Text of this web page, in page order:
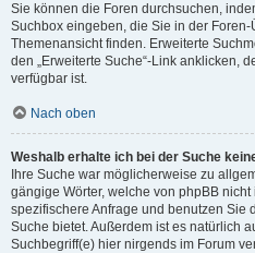
Sie können die Foren durchsuchen,
Suchbox eingeben, die Sie in der
Themenansicht finden. Erweiterte
den „Erweiterte Suche“-Link anklicken,
verfügbar ist.
Nach oben
Weshalb erhalte ich bei der Suche
Ihre Suche war möglicherweise zu
gängige Wörter, welche von phpBB
spezifischere Anfrage und benutzen Sie
Suche bietet. Außerdem ist es natürlich
Suchbegriff(e) hier nirgends im Forum